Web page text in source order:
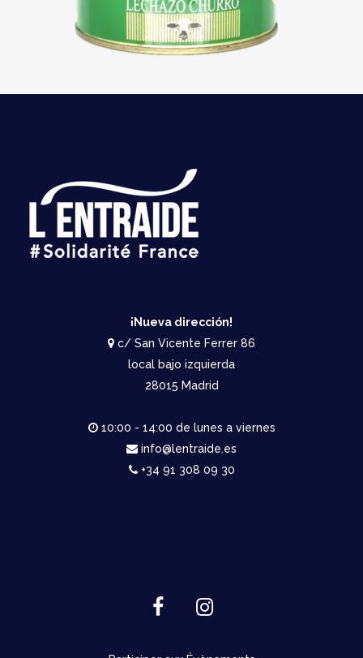
¡Nueva dirección!
c/ San Vicente Ferrer 86
local bajo izquierda
28015 Madrid
10:00 - 14:00 de lunes a viernes
info@lentraide.es
+34 91 308 09 30